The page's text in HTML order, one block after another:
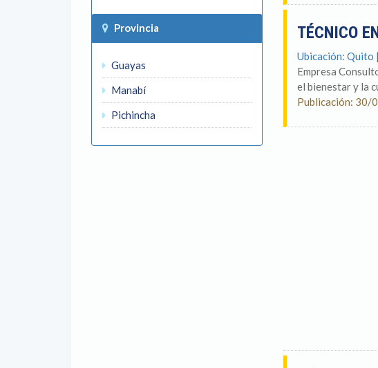
Provincia
Guayas
Manabí
Pichincha
TÉCNICO
Ubicación: Quito
Empresa
el bienestar y la
Publicación: